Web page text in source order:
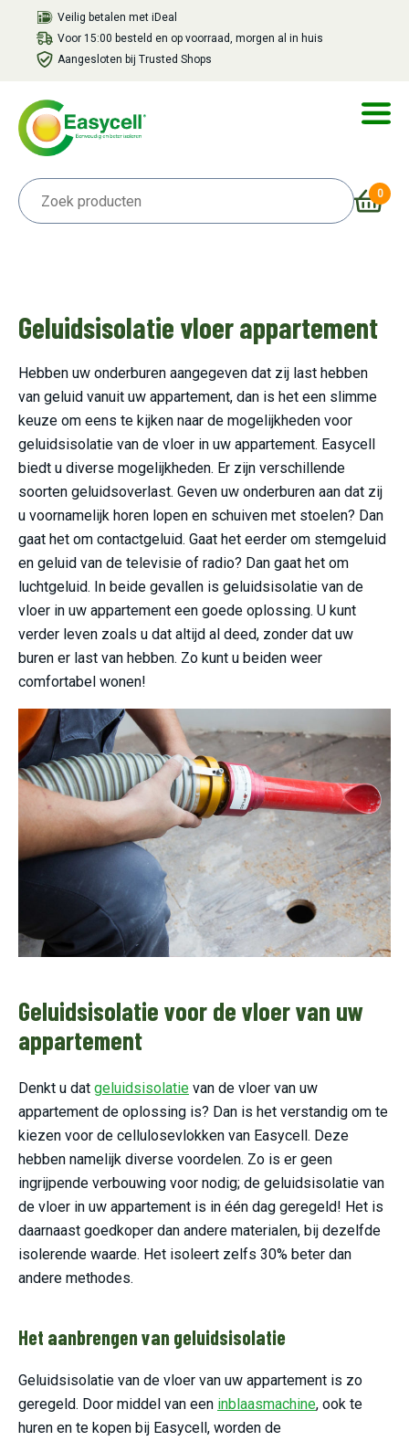
Veilig betalen met iDeal
Voor 15:00 besteld en op voorraad, morgen al in huis
Aangesloten bij Trusted Shops
0
Geluidsisolatie vloer appartement
Hebben uw onderburen aangegeven dat zij last hebben
van geluid vanuit uw appartement, dan is het een slimme
keuze om eens te kijken naar de mogelijkheden voor
geluidsisolatie van de vloer in uw appartement. Easycell
biedt u diverse mogelijkheden. Er zijn verschillende
soorten geluidsoverlast. Geven uw onderburen aan dat zij
u voornamelijk horen lopen en schuiven met stoelen? Dan
gaat het om contactgeluid. Gaat het eerder om stemgeluid
en geluid van de televisie of radio? Dan gaat het om
luchtgeluid. In beide gevallen is geluidsisolatie van de
vloer in uw appartement een goede oplossing. U kunt
verder leven zoals u dat altijd al deed, zonder dat uw
buren er last van hebben. Zo kunt u beiden weer
comfortabel wonen!
Geluidsisolatie voor de vloer van uw
appartement
Denkt u dat geluidsisolatie van de vloer van uw
appartement de oplossing is? Dan is het verstandig om te
kiezen voor de cellulosevlokken van Easycell. Deze
hebben namelijk diverse voordelen. Zo is er geen
ingrijpende verbouwing voor nodig; de geluidsisolatie van
de vloer in uw appartement is in één dag geregeld! Het is
daarnaast goedkoper dan andere materialen, bij dezelfde
isolerende waarde. Het isoleert zelfs 30% beter dan
andere methodes.
Het aanbrengen van geluidsisolatie
Geluidsisolatie van de vloer van uw appartement is zo
geregeld. Door middel van een inblaasmachine, ook te
huren en te kopen bij Easycell, worden de